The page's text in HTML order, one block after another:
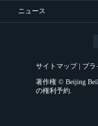
ニュース
サイトマップ プラ
著作権 © Beijing
の権利予約.